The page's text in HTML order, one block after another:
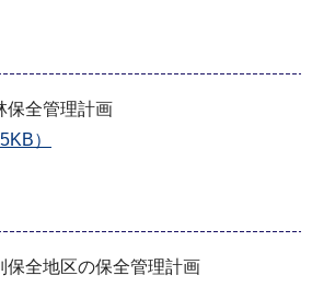
保全管理計画
）
保全地区の保全管理計画